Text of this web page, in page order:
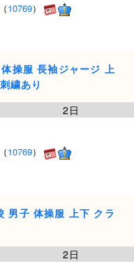
（10769）
操服 長袖ジャージ 上
繍あり
2日
（10769）
男子 体操服 上下 クラ
2日